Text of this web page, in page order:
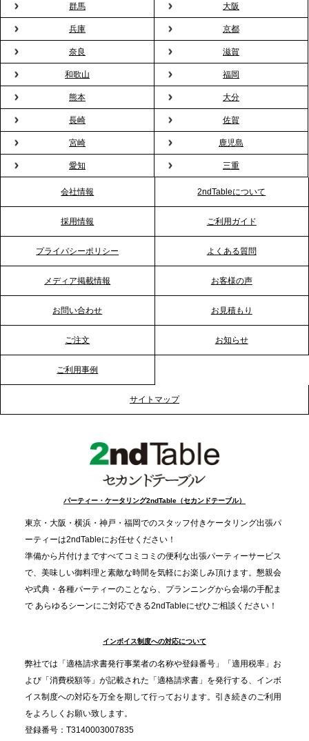
2026.2.13
プレスリリースのご案内｜オフィスが「１日限定の
バー」に！福利厚生・社内交流を格上げする《出張
バーテンダー》サービスを開始
2026.1.26
プレスリリースのご案内｜もう「義理チョコ」で悩
まない。職場のバレンタインをケータリングで“福利
厚生”化。採用にも効く新スタイルを提案
2026.1.23
RKB毎日放送「RKB NEWS」で、2ndTable「恵方
巻きケータリング」が紹介されました
2026.1.20
る？「恵方巻きケータリング」で、社内コミュニケ
ーションを活性化
2025.12.12
事提供を実施へ
TBS「Nスタ」で、2ndTable「1DISH」が紹介され
2025.11.21
プレスリリースのご案内｜忘年会は“移動時間ゼロ
分”の時代へ。法人注文が前年比5倍に伸びた「宅配
オードブル」が提案する、新しい乾杯文化
プレスリリースのご案内｜職場で完結する“忘年会・
納会ケータリング”が人気。幹事負担を軽減し、社内
コミュニケーションを促進
群馬 大阪
兵庫 京都
奈良 滋賀
和歌山 福岡
熊本 大分
長崎 佐賀
宮崎 鹿児島
愛知 三重
会社情報 2ndTableについて
採用情報 ご利用ガイド
プライバシーポリシー よくある質問
メディア掲載情報 お客様の声
お問い合わせ お見積もり
ご注文 お知らせ
ご利用事例
サイトマップ
パーティー・ケータリング2ndTable（セカンドテーブル）
東京・大阪・横浜・神戸・福岡でのスタッフ付きケータリング出張パ
ーティーは2ndTableにお任せください！
準備から片付けまですべてコミコミの便利な出張パーティーサービス
で、美味しい御料理と素敵な時間を気軽にお楽しみ頂けます。懇親会
や式典・各種パーティーのことなら、プランニングから会場の手配ま
で あらゆるシーンにご対応できる2ndTableにぜひご相談ください！
インボイス制度への対応について
弊社では「適格請求書発行事業者の名称や登録番号」「適用税率」お
よび「消費税額等」が記載された「適格請求書」を発行する、インボ
イス制度への対応を万全を期して行っております。引き続きのご利用
をよろしくお願い致します。
登録番号：T3140003007835